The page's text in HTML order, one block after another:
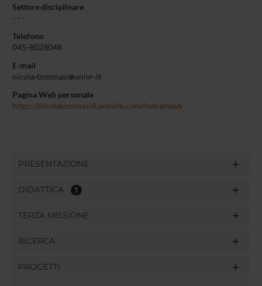
Settore disciplinare
- - -
Telefono
045-8028048
E-mail
nicola tommasi univr it
Pagina Web personale
https://nicolatommasi6.wixsite.com/tomahawk
PRESENTAZIONE
DIDATTICA 1
TERZA MISSIONE
RICERCA
PROGETTI